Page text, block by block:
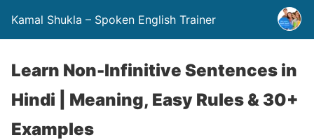
Kamal Shukla – Spoken English Trainer
Learn Non-Infinitive Sentences in
Hindi | Meaning, Easy Rules & 30+
Examples